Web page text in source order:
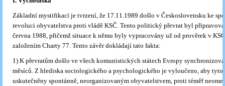
Základní mystifikací je tvrzení, že 17.11.1989 došlo v Československu ke
revoluci obyvatelstva proti vládě KSČ. Tento politický převrat byl
června 1988, přičemž situace k němu byly vypracovány už od prověrek v
založením Charty 77. Tento závěr dokládají tato fakta:
1) K převratům došlo ve všech komunistických státech Evropy
měsíců. Z hlediska sociologického a psychologického je vyloučeno, aby
uskutečněny spontánně, neorga­nizovaným obyvatelstvem, proti téměř